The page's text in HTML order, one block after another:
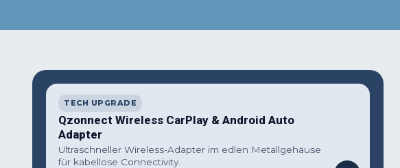
TECH UPGRADE
Qzonnect Wireless CarPlay & Android Auto
Adapter
Ultraschneller Wireless-Adapter im edlen Metallgehäuse
für kabellose Connectivity.